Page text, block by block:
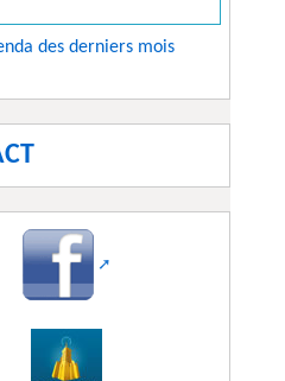
des derniers mois